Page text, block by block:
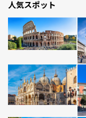
人気スポット